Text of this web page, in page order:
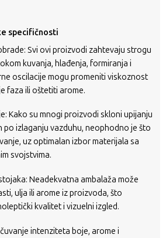
specifičnosti
Svi ovi proizvodi zahtevaju strogu
kuvanja, hlađenja, formiranja i
oscilacije mogu promeniti viskoznost
faza ili oštetiti arome.
Kako su mnogi proizvodi skloni upijanju
po izlaganju vazduhu, neophodno je što
uz optimalan izbor materijala sa
svojstvima.
Neadekvatna ambalaža može
ulja ili arome iz proizvoda, što
kvalitet i vizuelni izgled.
intenziteta boje, arome i